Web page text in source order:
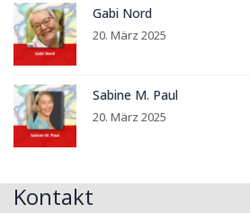
Gabi Nord
20. März 2025
Sabine M. Paul
20. März 2025
Kontakt